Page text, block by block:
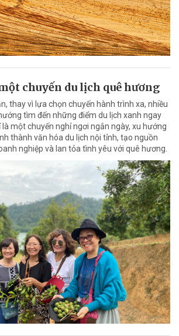
chuyến du lịch quê hương
thay vì lựa chọn chuyến hành trình xa, nhiều
tìm đến những điểm du lịch xanh ngay
một chuyến nghỉ ngơi ngắn ngày, xu hướng
thành văn hóa du lịch nội tỉnh, tạo nguồn
nghiệp và lan tỏa tình yêu với quê hương.